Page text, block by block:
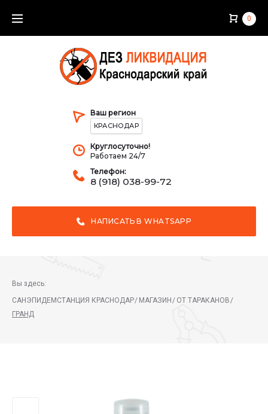
content
0
Ваш регион
КРАСНОДАР
Круглосуточно!
Работаем 24/7
Телефон:
8 (918) 038-99-72
НАПИСАТЬ В WHATSAPP
Вы здесь:
САНЭПИДЕМСТАНЦИЯ КРАСНОДАР/ МАГАЗИН / ОТ ТАРАКАНОВ/
ГРАНД